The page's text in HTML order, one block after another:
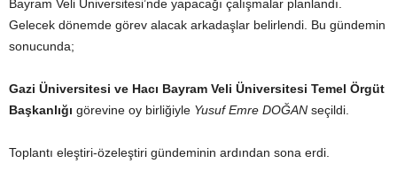
Bayram Veli Üniversitesi’nde yapacağı çalışmalar planlandı.
Gelecek dönemde görev alacak arkadaşlar belirlendi. Bu gündemin
sonucunda;
Gazi Üniversitesi ve Hacı Bayram Veli Üniversitesi Temel Örgüt
Başkanlığı görevine oy birliğiyle Yusuf Emre DOĞAN seçildi.
Toplantı eleştiri-özeleştiri gündeminin ardından sona erdi.